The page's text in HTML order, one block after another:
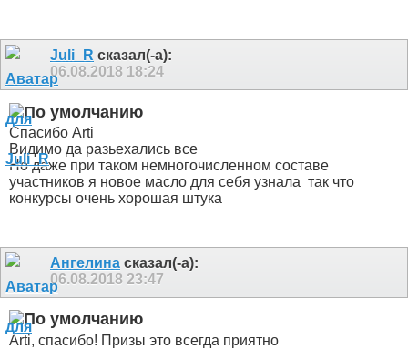
Juli_R сказал(-а):
06.08.2018 18:24
Спасибо Arti
Видимо да разьехались все
Но даже при таком немногочисленном составе
участников я новое масло для себя узнала так что
конкурсы очень хорошая штука
Ангелина сказал(-а):
06.08.2018 23:47
Arti, спасибо! Призы это всегда приятно